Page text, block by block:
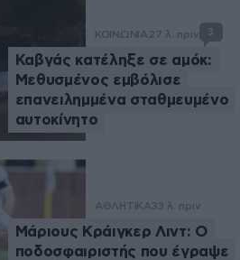
ΚΟΙΝΩΝΙΑ 27 λ. πριν 3
Καβγάς κατέληξε σε αμόκ:
Μεθυσμένος εμβόλισε
επανειλημμένα σταθμευμένο
αυτοκίνητο
ΑΘΛΗΤΙΚΑ33 λ. πριν
Μάριους Κράιγκερ Λιντ: Ο
ποδοσφαιριστής που έγραψε